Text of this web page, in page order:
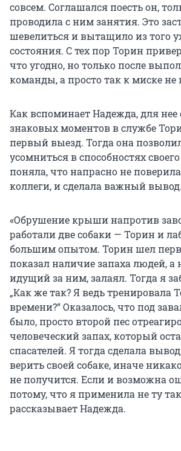
совсем. Соглашался поесть он,
проводила с ним занятия. Это
шевелиться и вытащило из того
состояния. С тех пор Торин
что угодно, но только после
команды, а просто так к миске не
Как вспоминает Надежда, для
знаковых моментов в службе
первый выезд. Тогда она
усомниться в способностях
поняла, что напрасно не
коллеги, и сделала важный вывод.
«Обрушение крыши напротив
работали две собаки — Торин и
большим опытом. Торин шел
показал наличие запаха людей, а
идущий за ним, залаял. Тогда я
„Как же так? Я ведь тренировала
времени?“ Оказалось, что под
было, просто второй пес
человеческий запах, который
спасателей. Я тогда сделала
верить своей собаке, иначе
не получится. Если и возможна
потому, что я применила не ту
рассказывает Надежда.